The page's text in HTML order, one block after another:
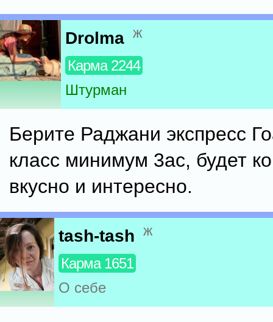
Drolma ж
Карма 2244
Штурман
Берите Раджани экспресс
класс минимум 3ас, будет
вкусно и интересно.
tash-tash ж
Карма 1651
О себе